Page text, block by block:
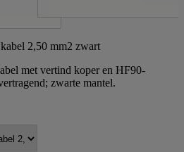
2,50 mm2 zwart
met vertind koper en HF90-
zwarte mantel.